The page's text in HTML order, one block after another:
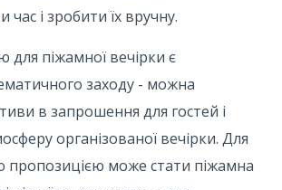
час і зробити їх вручну.
для піжамної вечірки є
заходу - можна
в запрошення для гостей і
організованої вечірки. Для
пропозицією може стати піжамна